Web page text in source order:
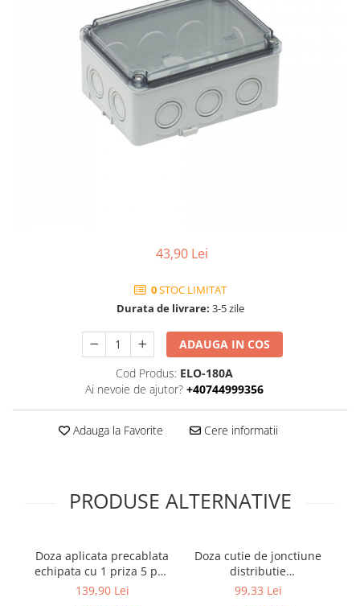
43,90 Lei
0STOC LIMITAT
Durata de livrare: 3-5 zile
ADAUGA IN COS
Cod Produs: ELO-180A
Ai nevoie de ajutor? +40744999356
Adauga la Favorite Cere informatii
PRODUSE ALTERNATIVE
Doza aplicata precablata
echipata cu 1 priza 5 poli
3P+N+E 32A 400V si 1
139,90 Lei
Doza cutie de jonctiune
distributie
240x190x90mm aplicata
99,33 Lei